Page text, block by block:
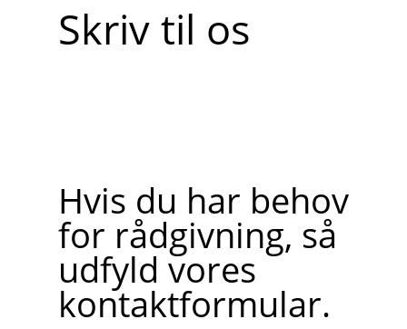
Skriv til os
Hvis du har behov
for rådgivning, så
udfyld vores
kontaktformular.